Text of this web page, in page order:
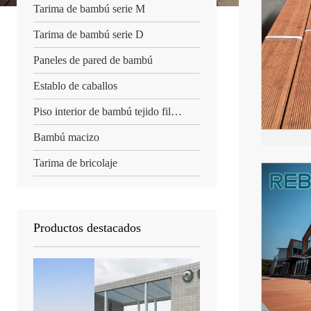
Tarima de bambú serie M
Tarima de bambú serie D
Paneles de pared de bambú
Establo de caballos
Piso interior de bambú tejido filamento
Bambú macizo
Tarima de bricolaje
Productos destacados